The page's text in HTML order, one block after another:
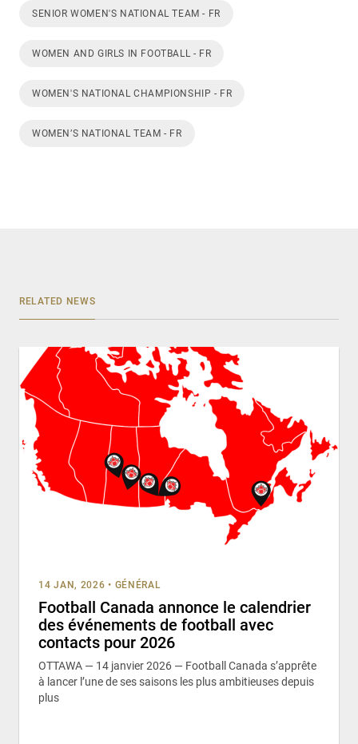
SENIOR WOMEN'S NATIONAL TEAM - FR
WOMEN AND GIRLS IN FOOTBALL - FR
WOMEN'S NATIONAL CHAMPIONSHIP - FR
WOMEN’S NATIONAL TEAM - FR
RELATED NEWS
14 JAN, 2026 • GÉNÉRAL
Football Canada annonce le calendrier
des événements de football avec
contacts pour 2026
OTTAWA — 14 janvier 2026 — Football Canada s’apprête
à lancer l’une de ses saisons les plus ambitieuses depuis
plus